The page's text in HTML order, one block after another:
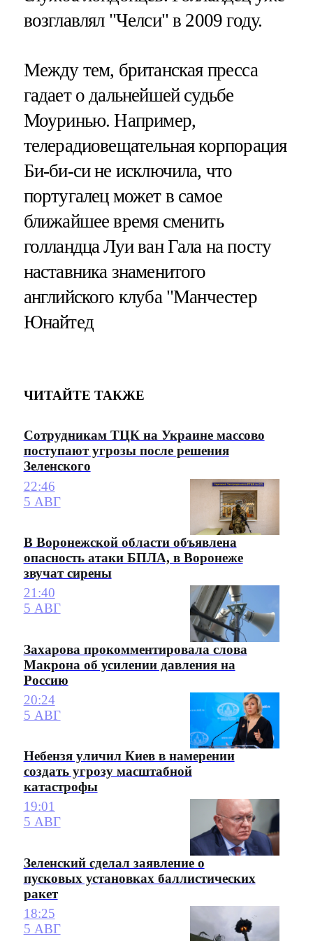
возглавлял "Челси" в 2009 году.
Между тем, британская пресса
гадает о дальнейшей судьбе
Моуринью. Например,
телерадиовещательная корпорация
Би-би-си не исключила, что
португалец может в самое
ближайшее время сменить
голландца Луи ван Гала на посту
наставника знаменитого
английского клуба "Манчестер
Юнайтед
ЧИТАЙТЕ ТАКЖЕ
Сотрудникам ТЦК на Украине массово
поступают угрозы после решения
Зеленского
22:46
5 АВГ
В Воронежской области объявлена
опасность атаки БПЛА, в Воронеже
звучат сирены
21:40
5 АВГ
Захарова прокомментировала слова
Макрона об усилении давления на
Россию
20:24
5 АВГ
Небензя уличил Киев в намерении
создать угрозу масштабной
катастрофы
19:01
5 АВГ
Зеленский сделал заявление о
пусковых установках баллистических
ракет
18:25
5 АВГ